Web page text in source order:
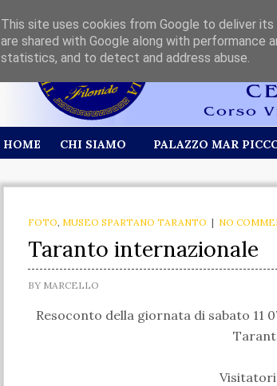
HOME CHI SIAMO PALAZZO MAR
FOTO, MUSEO SPARTANO TARANTO | NO
Taranto internazionale
BY MARCELLO
Resoconto della giornata di sabato 11
Visitatori
This site uses cookies from Google to deliver
are shared with Google along with performance
statistics, and to detect and address abuse.